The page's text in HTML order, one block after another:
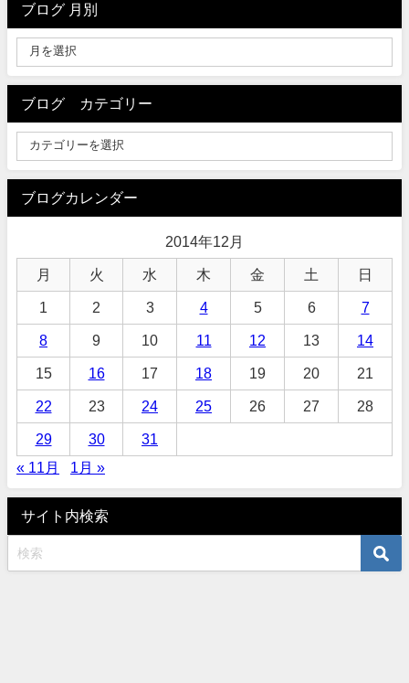
ブログ 月別
ブログ カテゴリー
ブログカレンダー
2014年12月
月 火 水 木 金 土 日
1 2 3 4 5 6 7
8 9 10 11 12 13 14
15 16 17 18 19 20 21
22 23 24 25 26 27 28
29 30
31
« 11月
1月 »
サイト内検索